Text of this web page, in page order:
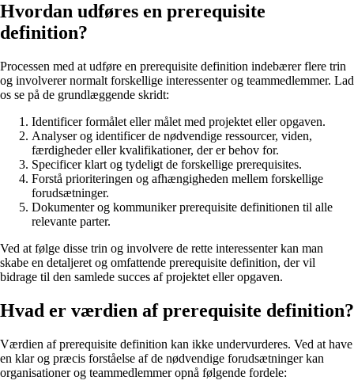
Hvordan udføres en prerequisite
definition?
Processen med at udføre en prerequisite definition indebærer flere trin
og involverer normalt forskellige interessenter og teammedlemmer. Lad
os se på de grundlæggende skridt:
Identificer formålet eller målet med projektet eller opgaven.
Analyser og identificer de nødvendige ressourcer, viden,
færdigheder eller kvalifikationer, der er behov for.
Specificer klart og tydeligt de forskellige prerequisites.
Forstå prioriteringen og afhængigheden mellem forskellige
forudsætninger.
Dokumenter og kommuniker prerequisite definitionen til alle
relevante parter.
Ved at følge disse trin og involvere de rette interessenter kan man
skabe en detaljeret og omfattende prerequisite definition, der vil
bidrage til den samlede succes af projektet eller opgaven.
Hvad er værdien af prerequisite definition?
Værdien af prerequisite definition kan ikke undervurderes. Ved at have
en klar og præcis forståelse af de nødvendige forudsætninger kan
organisationer og teammedlemmer opnå følgende fordele: